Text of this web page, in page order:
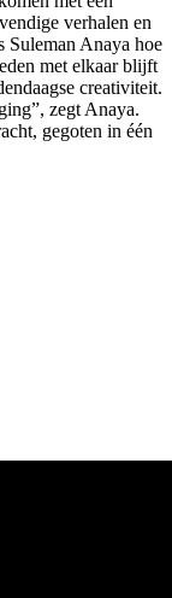
verhalen en
Suleman Anaya hoe
met elkaar blijft
creativiteit.
zegt Anaya.
gegoten in één